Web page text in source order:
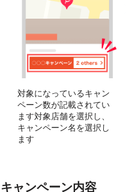
対象になっているキャン
ペーン数が記載されてい
ます対象店舗を選択し、
キャンペーン名を選択し
ます
キャンペーン内容